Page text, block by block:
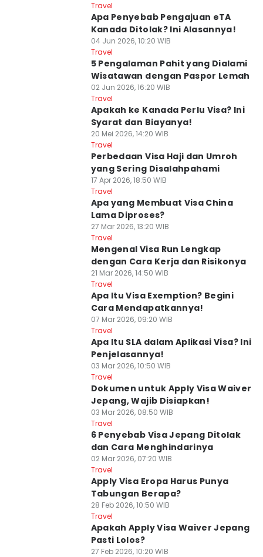
Travel
Apa Penyebab Pengajuan eTA
Kanada Ditolak? Ini Alasannya!
04 Jun 2026, 10:20 WIB
Travel
5 Pengalaman Pahit yang Dialami
Wisatawan dengan Paspor Lemah
02 Jun 2026, 16:20 WIB
Travel
Apakah ke Kanada Perlu Visa? Ini
Syarat dan Biayanya!
20 Mei 2026, 14:20 WIB
Travel
Perbedaan Visa Haji dan Umroh
yang Sering Disalahpahami
17 Apr 2026, 18:50 WIB
Travel
Apa yang Membuat Visa China
Lama Diproses?
27 Mar 2026, 13:20 WIB
Travel
Mengenal Visa Run Lengkap
dengan Cara Kerja dan Risikonya
21 Mar 2026, 14:50 WIB
Travel
Apa Itu Visa Exemption? Begini
Cara Mendapatkannya!
07 Mar 2026, 09:20 WIB
Travel
Apa Itu SLA dalam Aplikasi Visa? Ini
Penjelasannya!
03 Mar 2026, 10:50 WIB
Travel
Dokumen untuk Apply Visa Waiver
Jepang, Wajib Disiapkan!
03 Mar 2026, 08:50 WIB
Travel
6 Penyebab Visa Jepang Ditolak
dan Cara Menghindarinya
02 Mar 2026, 07:20 WIB
Travel
Apply Visa Eropa Harus Punya
Tabungan Berapa?
28 Feb 2026, 10:50 WIB
Travel
Apakah Apply Visa Waiver Jepang
Pasti Lolos?
27 Feb 2026, 10:20 WIB